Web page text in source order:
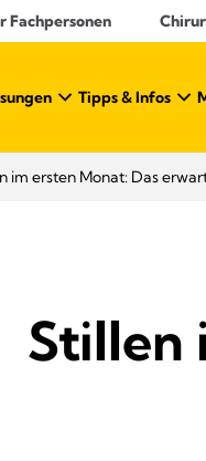
Tipps & Infos
im ersten Monat: Das
Stillen